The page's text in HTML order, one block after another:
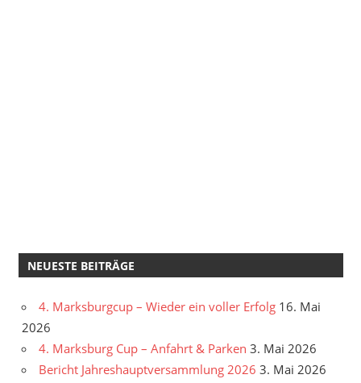
NEUESTE BEITRÄGE
4. Marksburgcup – Wieder ein voller Erfolg 16. Mai
2026
4. Marksburg Cup – Anfahrt & Parken 3. Mai 2026
Bericht Jahreshauptversammlung 2026 3. Mai 2026